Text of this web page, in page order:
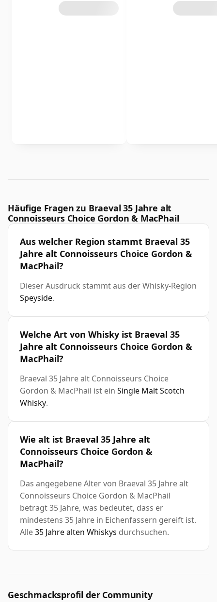
Häufige Fragen zu Braeval 35 Jahre alt
Connoisseurs Choice Gordon & MacPhail
Aus welcher Region stammt Braeval 35
Jahre alt Connoisseurs Choice Gordon &
MacPhail?
Dieser Ausdruck stammt aus der Whisky-Region
Speyside.
Welche Art von Whisky ist Braeval 35
Jahre alt Connoisseurs Choice Gordon &
MacPhail?
Braeval 35 Jahre alt Connoisseurs Choice
Gordon & MacPhail ist ein Single Malt Scotch
Whisky.
Wie alt ist Braeval 35 Jahre alt
Connoisseurs Choice Gordon &
MacPhail?
Das angegebene Alter von Braeval 35 Jahre alt
Connoisseurs Choice Gordon & MacPhail
betragt 35 Jahre, was bedeutet, dass er
mindestens 35 Jahre in Eichenfassern gereift ist.
Alle35 Jahre alten Whiskys durchsuchen.
Geschmacksprofil der Community